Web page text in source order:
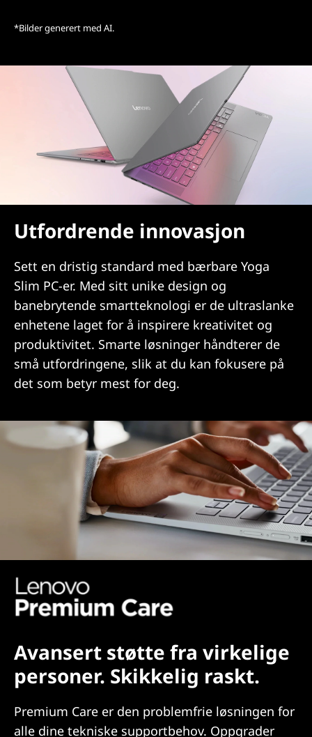
*Bilder generert med AI.
Utfordrende innovasjon
Sett en dristig standard med bærbare Yoga
Slim PC-er. Med sitt unike design og
banebrytende smartteknologi er de ultraslanke
enhetene laget for å inspirere kreativitet og
produktivitet. Smarte løsninger håndterer de
små utfordringene, slik at du kan fokusere på
det som betyr mest for deg.
Avansert støtte fra virkelige
personer. Skikkelig raskt.
Premium Care er den problemfrie løsningen for
alle dine tekniske supportbehov. Oppgrader